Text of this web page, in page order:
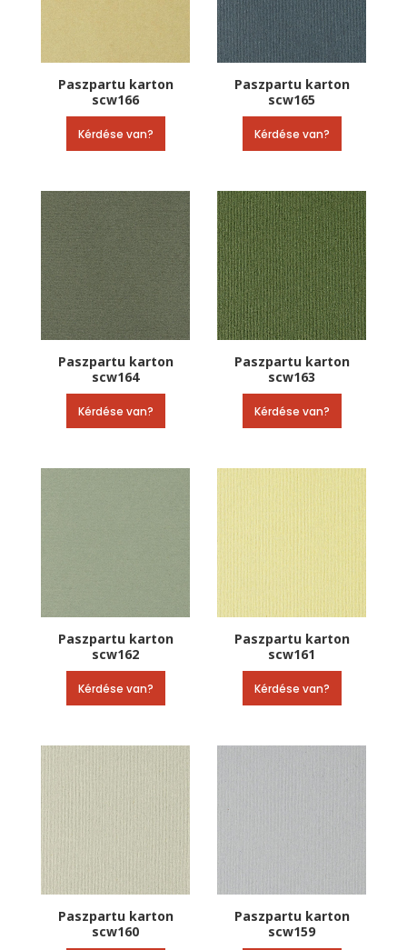
Paszpartu karton
scw166
Kérdése van?
Paszpartu karton
scw165
Kérdése van?
Paszpartu karton
scw164
Kérdése van?
Paszpartu karton
scw163
Kérdése van?
Paszpartu karton
scw162
Kérdése van?
Paszpartu karton
scw161
Kérdése van?
Paszpartu karton
scw160
Paszpartu karton
scw159